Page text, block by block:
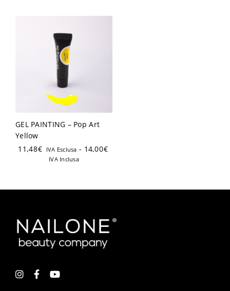
GEL PAINTING – Pop Art
Yellow
11,48€ IVA Esclusa - 14,00€
IVA Inclusa